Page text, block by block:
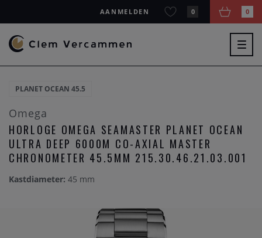
AANMELDEN 0 0
PLANET OCEAN 45.5
Omega
HORLOGE OMEGA SEAMASTER PLANET OCEAN
ULTRA DEEP 6000M CO-AXIAL MASTER
CHRONOMETER 45.5MM 215.30.46.21.03.001
Kastdiameter: 45 mm